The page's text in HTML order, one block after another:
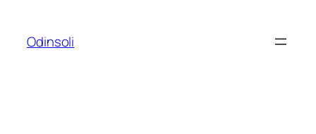
springen
Odinsoli